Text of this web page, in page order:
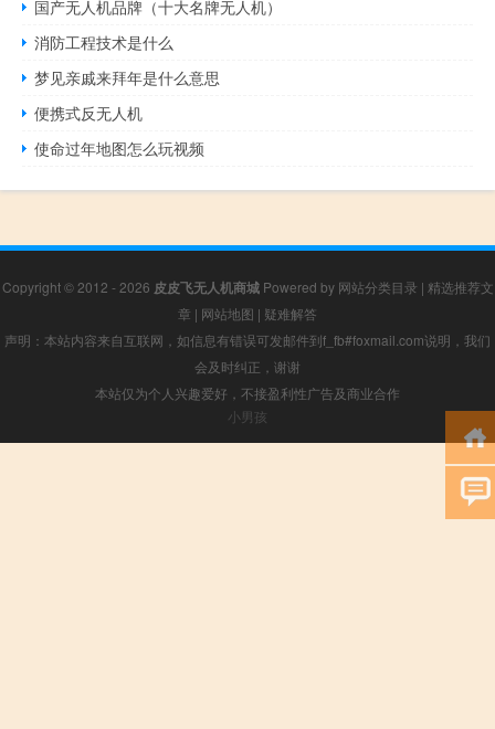
国产无人机品牌（十大名牌无人机）
消防工程技术是什么
梦见亲戚来拜年是什么意思
便携式反无人机
使命过年地图怎么玩视频
Copyright © 2012 - 2026 皮皮飞无人机商城Powered by 网站分类目录 | 精选推荐文
章 | 网站地图 | 疑难解答
声明：本站内容来自互联网，如信息有错误可发邮件到f_fb#foxmail.com说明，我们
会及时纠正，谢谢
本站仅为个人兴趣爱好，不接盈利性广告及商业合作
小男孩